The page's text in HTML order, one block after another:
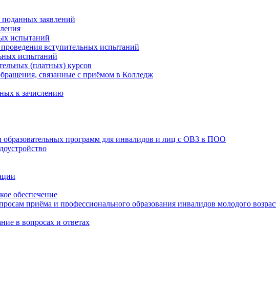
поданных заявлений
испытаний
вступительных испытаний
испытаний
(платных) курсов
связанные с приёмом в Колледж
к зачислению
образовательных программ для инвалидов и лиц с ОВЗ в ПОО
обеспечение
приёма и профессионального образования инвалидов молодого
в вопросах и ответах